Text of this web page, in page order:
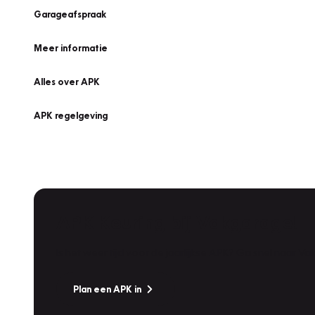
Garageafspraak
Meer informatie
Alles over APK
APK regelgeving
Plan een APK in